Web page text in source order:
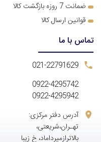
تماس با ما
021-22791629
0922-4295742
0922-4295942
آدرس دفتر مرکزی:
تهـران،شریعتی،
بالاترازمیرداماد، خ زیبا
ضمانت 7 روزه بازگشت کالا
قوانین ارسال کالا